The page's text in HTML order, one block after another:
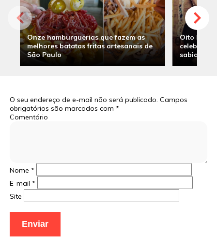
Onze hamburguerias que fazem as
melhores batatas fritas artesanais de
São Paulo
Oito
sabia
O seu endereço de e-mail não será publicado. Campos
obrigatórios são marcados com *
Comentário
Nome *
E-mail *
Site